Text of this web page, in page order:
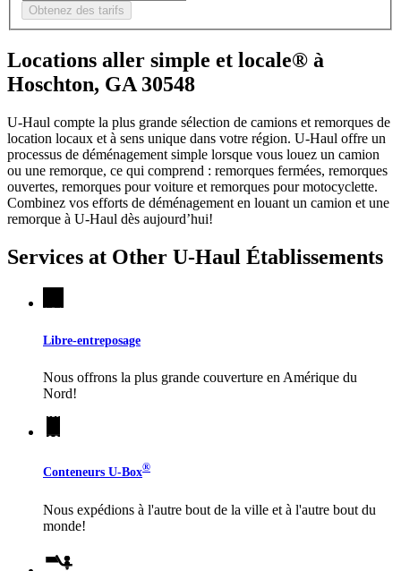
Obtenez des tarifs
Locations aller simple et locale® à
Hoschton, GA 30548
U-Haul compte la plus grande sélection de camions et remorques de
location locaux et à sens unique dans votre région. U-Haul offre un
processus de déménagement simple lorsque vous louez un camion
ou une remorque, ce qui comprend : remorques fermées, remorques
ouvertes, remorques pour voiture et remorques pour motocyclette.
Combinez vos efforts de déménagement en louant un camion et une
remorque à U-Haul dès aujourd’hui!
Services at Other U-Haul Établissements
Libre-entreposage
Nous offrons la plus grande couverture en Amérique du
Nord!
Conteneurs U-Box®
Nous expédions à l'autre bout de la ville et à l'autre bout du
monde!